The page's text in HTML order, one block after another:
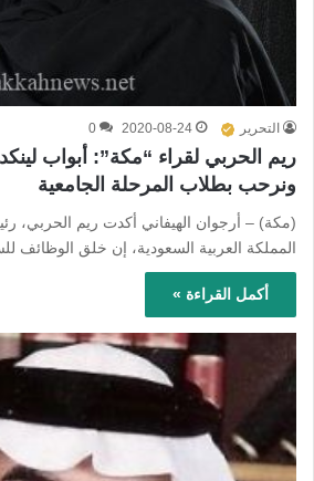
التحرير 2020-08-24
0
ريم الحربي لقراء “مكة”: أبواب
ونرحب بطلاب المرحلة الجامعیة
(مكة) – أرجوان الهيفاني أكدت ريم الحربي،
المملكة العربية السعودية، إن خلق الوظائف
أكمل القراءة »